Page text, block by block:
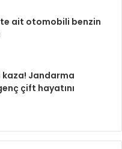
ait otomobili benzin
kaza! Jandarma
çift hayatını